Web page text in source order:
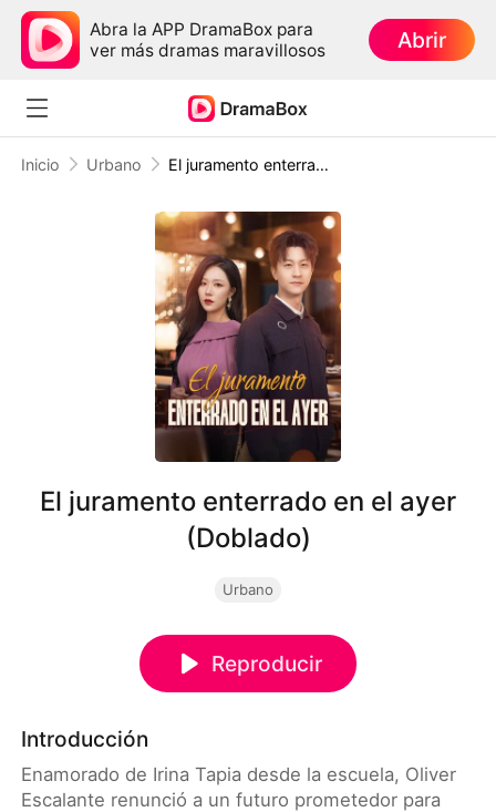
Abra la APP DramaBox para
ver más dramas maravillosos
Abrir
Inicio Urbano El juramento enterrado en el ayer (Doblado)
El juramento enterrado en el ayer
(Doblado)
Urbano
Reproducir
Introducción
Enamorado de Irina Tapia desde la escuela, Oliver
Escalante renunció a un futuro prometedor para